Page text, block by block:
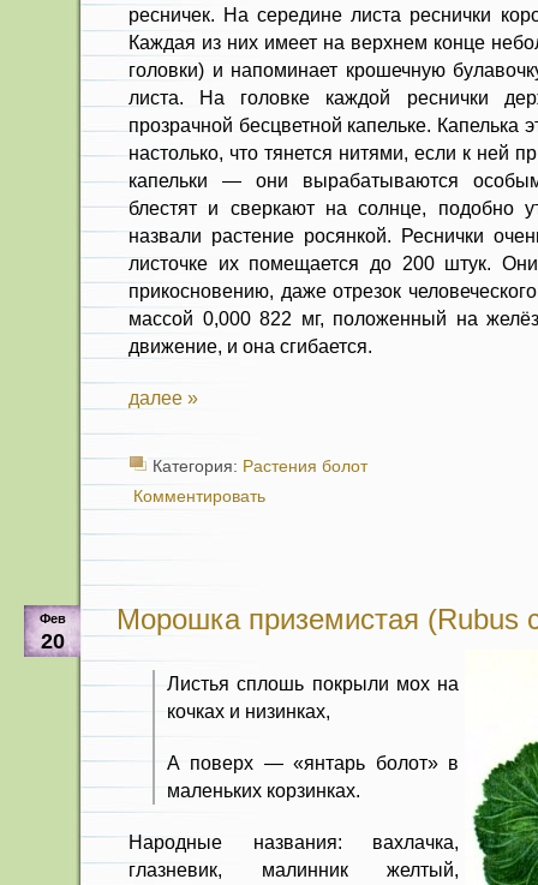
ресничек. На середине листа реснички
Каждая из них имеет на верхнем конце
головки) и напоминает крошечную
листа. На головке каждой реснички
прозрачной бесцветной капельке. Капелька
настолько, что тянется нитями, если к ней
капельки — они вырабатываются
блестят и сверкают на солнце, подобно
назвали растение росянкой. Реснички
листочке их помещается до 200 штук.
прикосновению, даже отрезок
массой 0,000 822 мг, положенный на
движение, и она сгибается.
далее »
Категория: Растения болот
Комментировать
Фев
20
Морошка приземистая (Rubus
Листья сплошь покрыли мох на
кочках и низинках,
А поверх — «янтарь болот» в
маленьких корзинках.
Народные названия: вахлачка,
глазневик, малинник желтый,